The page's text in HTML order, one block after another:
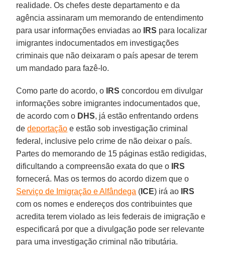
realidade. Os chefes deste departamento e da
agência assinaram um memorando de entendimento
para usar informações enviadas ao
IRS para localizar
imigrantes indocumentados em investigações
criminais que não deixaram o país apesar de terem
um mandado para fazê-lo.
Como parte do acordo, o IRS concordou em divulgar
informações sobre imigrantes indocumentados que,
de acordo com o DHS, já estão enfrentando ordens
dedeportação e estão sob investigação criminal
federal, inclusive pelo crime de não deixar o país.
Partes do memorando de 15 páginas estão redigidas,
dificultando a compreensão exata do que o
IRS
fornecerá. Mas os termos do acordo dizem que o
Serviço de Imigração e Alfândega ( ICE) irá ao
IRS
com os nomes e endereços dos contribuintes que
acredita terem violado as leis federais de imigração e
especificará por que a divulgação pode ser relevante
para uma investigação criminal não tributária.